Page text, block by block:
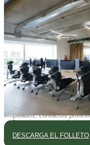
Apoyo al desarrollo
Apoyar al equipo en
Traducir información
Requisitos del
✓ Nivel avanzado de
✓ Dominio de las
✓ Capacidad para trabajar
✓ Mentalidad creativa.
✓ Organización y eficacia.
✓ Pasión por generar un
✓ Capacidad para mantener
empleados, contactos
✓ Capacidad para realizar
✓ Altos estándares de
laboral.
DESCARGA EL FOLLETO